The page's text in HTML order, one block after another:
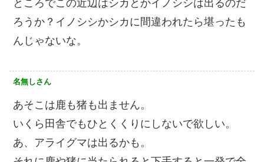
ところでこの近辺はシカとかイノシシは出るのだ
ろうか？イノシシかシカに間違われたら堪ったも
んじゃないな。
名無しさん
あそこは鹿も猪も出ません。
いくら田舎でもひとくくりにしないで欲しい。
あ、アライグマは出るかも。